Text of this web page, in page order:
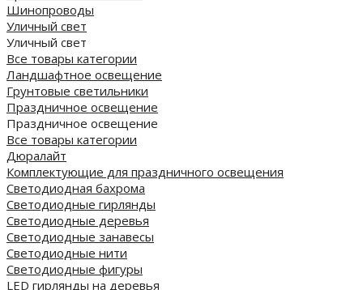
Шинопроводы
Уличный свет
Уличный свет
Все товары категории
Ландшафтное освещение
Грунтовые светильники
Праздничное освещение
Праздничное освещение
Все товары категории
Дюралайт
Комплектующие для праздничного освещения
Светодиодная бахрома
Светодиодные гирлянды
Светодиодные деревья
Светодиодные занавесы
Светодиодные нити
Светодиодные фигуры
LED гирлянды на деревья